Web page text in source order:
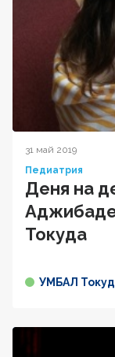
31 май 2019
Педиатрия
Деня на
Токуда
УМБАЛ